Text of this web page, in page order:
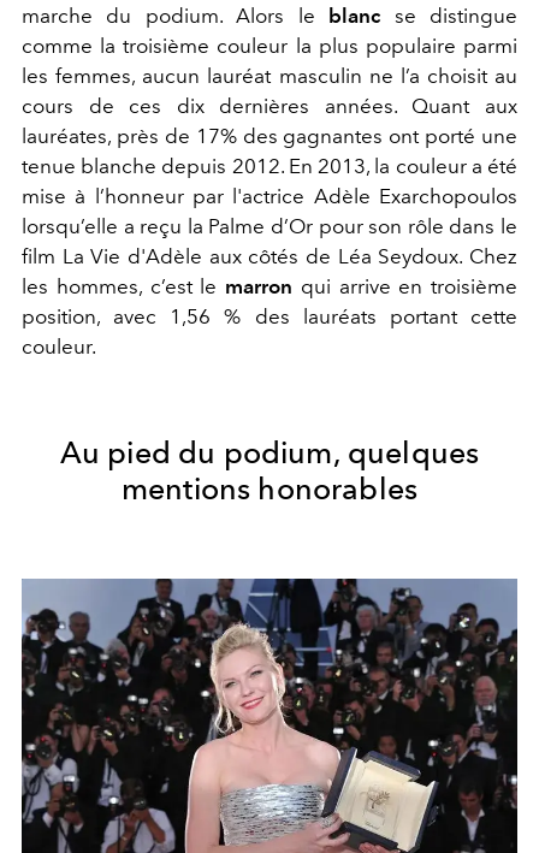
marche du podium. Alors le
blanc se distingue
comme la troisième couleur la plus populaire parmi
les femmes, aucun lauréat masculin ne l’a choisit au
cours de ces dix dernières années. Quant aux
lauréates, près de 17% des gagnantes ont porté une
tenue blanche depuis 2012. En 2013, la couleur a été
mise à l’honneur par l'actrice Adèle Exarchopoulos
lorsqu’elle a reçu la Palme d’Or pour son rôle dans le
film La Vie d'Adèle aux côtés de Léa Seydoux. Chez
les hommes, c’est le marron qui arrive en troisième
position, avec 1,56 % des lauréats portant cette
couleur.
Au pied du podium, quelques
mentions honorables